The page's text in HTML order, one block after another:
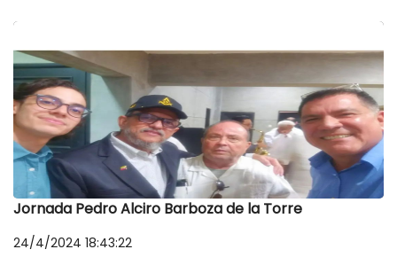
Jornada Pedro Alciro Barboza de la Torre
24/4/2024 18:43:22